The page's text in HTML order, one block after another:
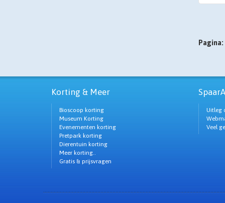
Pagina:
Korting & Meer
Bioscoop korting
Museum Korting
Evenementen korting
Pretpark korting
Dierentuin korting
Meer korting..
Gratis & prijsvragen
Uitleg
Veel